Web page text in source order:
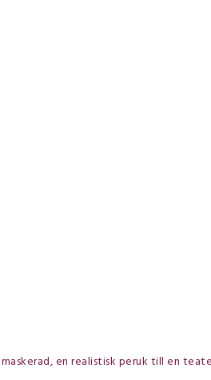
en realistisk peruk till en